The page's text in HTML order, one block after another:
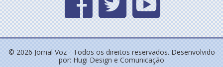
© 2026 Jornal Voz - Todos os direitos reservados. Desenvolvido
por: Hugi Design e Comunicação